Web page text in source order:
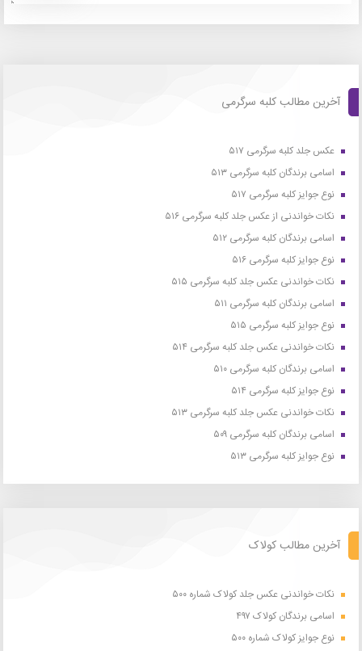
آخرین مطالب کلبه سرگرمی
عکس جلد کلبه سرگرمی ۵۱۷
اسامی برندگان کلبه سرگرمی ۵۱۳
نوع جوایز کلبه سرگرمی ۵۱۷
نکات خواندنی از عکس جلد کلبه سرگرمی ۵۱۶
اسامی برندگان کلبه سرگرمی ۵۱۲
نوع جوایز کلبه سرگرمی ۵۱۶
نکات خواندنی عکس جلد کلبه سرگرمی ۵۱۵
اسامی برندگان کلبه سرگرمی ۵۱۱
نوع جوایز کلبه سرگرمی ۵۱۵
نکات خواندنی عکس جلد کلبه سرگرمی ۵۱۴
اسامی برندگان کلبه سرگرمی ۵۱۰
نوع جوایز کلبه سرگرمی ۵۱۴
نکات خواندنی عکس جلد کلبه سرگرمی ۵۱۳
اسامی برندگان کلبه سرگرمی ۵۰۹
نوع جوایز کلبه سرگرمی ۵۱۳
آخرین مطالب کولاک
نکات خواندنی عکس جلد کولاک شماره ۵۰۰
اسامی برندگان کولاک ۴۹۷
نوع جوایز کولاک شماره ۵۰۰